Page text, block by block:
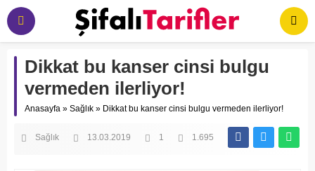
Dikkat bu kanser cinsi bulgu
vermeden ilerliyor!
Anasayfa » Sağlık » Dikkat bu kanser cinsi bulgu vermeden ilerliyor!
Sağlık 13.03.2019 1 1.695